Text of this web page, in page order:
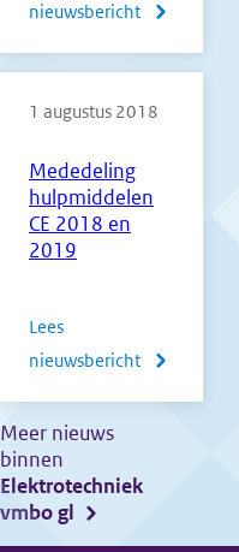
nieuwsbericht
over
gepubliceerd
Mededeling
hulpmiddelen
CE 2018 en
2019
1 augustus 2018
Lees
nieuwsbericht
over
Meer nieuws
binnen
Elektrotechniek
vmbo gl